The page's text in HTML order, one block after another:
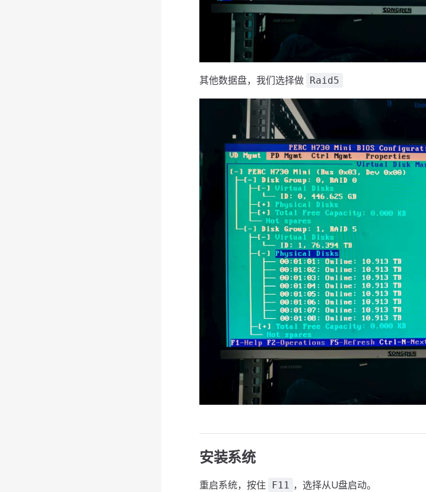
其他数据盘，我们选择做 Raid5
安装系统
重启系统，按住 F11 ，选择从U盘启动。